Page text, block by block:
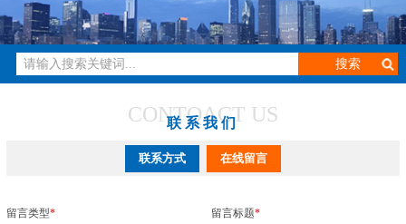
CONTQACT US
联系我们
联系方式 在线留言
留言类型* 留言标题*